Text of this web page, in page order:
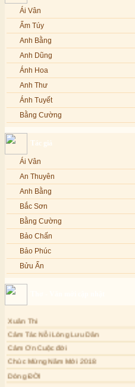
Tình Lam - Kim Khánh & Hoàng
Vĩnh
Xin cho con niềm tin - Kim Linh
Quán Âm Mẹ hiền - Kim Linh
Nhạc niệm Nam Mô A Di Đà Phật -
Kim Linh
Mẹ Từ Bi - Kim Linh
12 Lời nguyện của Bồ tát Quán Thế
Âm - Kim Linh
Lạy Phật Dược Sư - Kim Linh
Diệu Pháp Liên Hoa - Kim Linh
Ái Vân
Ẩm Túy
Anh Bằng
Anh Dũng
Ánh Hoa
Anh Thư
Ánh Tuyết
Bằng Cường
Bảo Yến
Bảo Yến và Khắc Dũng
Bé Minh Tú
Bé Phương Anh
Bé Xuân Mai
Bích Hồng
Bích Phượng
Bích Thảo
Bích Tuyền
Cẩm Vân
Cao Duy
Cao Minh
Châu Khánh Hà
Chế Thanh
Tác giả
Ái Vân
An Thuyên
Anh Bằng
Bắc Sơn
Bằng Cường
Bảo Chấn
Bảo Phúc
Bửu Ấn
Chúc Hiếu
Chúc Linh
Chung Quân
Chương Đức
Xuân Thi
Cảm Tác Nỗi Lòng Lưu Dân
Cảm Ơn Cuộc đời
Chúc Mừng Năm Mới 2018
Dòng ĐỜI
Tâm Thiền